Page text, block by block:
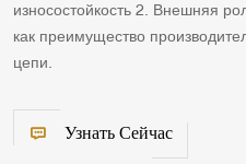
износостойкость 2. Внешняя
как преимущество
цепи.
Узнать Сейчас